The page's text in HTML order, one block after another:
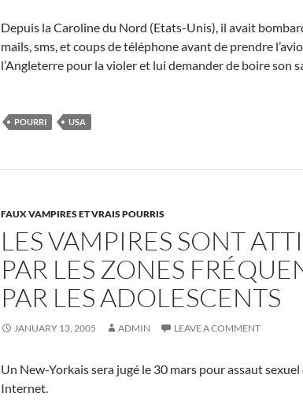
Depuis la Caroline du Nord (Etats-Unis), il avait
mails, sms, et coups de téléphone avant de prendre
l’Angleterre pour la violer et lui demander de boire son
POURRI USA
FAUX VAMPIRES ET VRAIS POURRIS
LES VAMPIRES SONT
PAR LES ZONES
PAR LES ADOLESCENTS
JANUARY 13, 2005 ADMIN LEAVE A COMMENT
Un New-Yorkais sera jugé le 30 mars pour assaut
Internet.